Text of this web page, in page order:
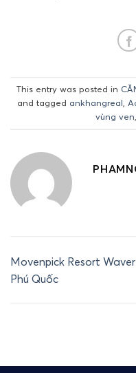
This entry was posted in
and tagged ankhangreal,
vùng ven,
Movenpick Resort
Phú Quốc